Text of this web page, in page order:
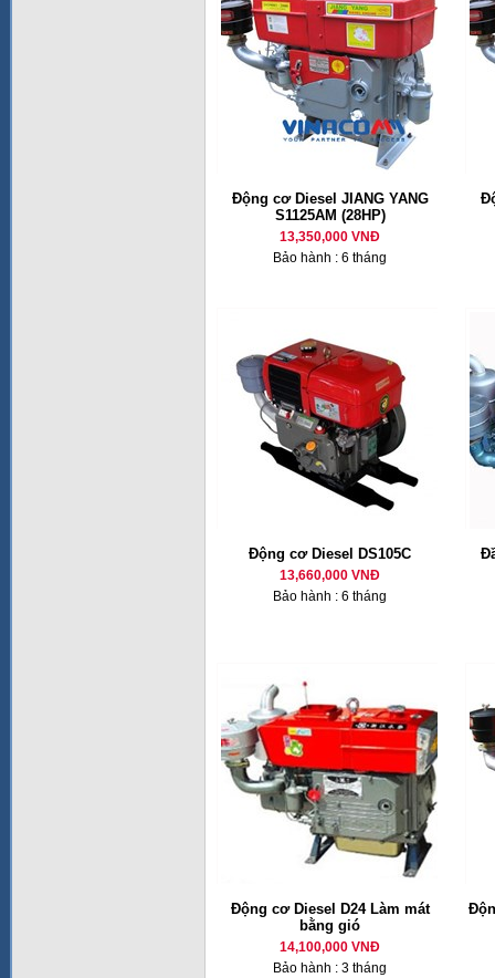
Động cơ Diesel JIANG YANG
S1125AM (28HP)
13,350,000 VNĐ
Bảo hành : 6 tháng
Động cơ Diesel DS105C
13,660,000 VNĐ
Bảo hành : 6 tháng
Động cơ Diesel D24 Làm mát
bằng gió
14,100,000 VNĐ
Bảo hành : 3 tháng